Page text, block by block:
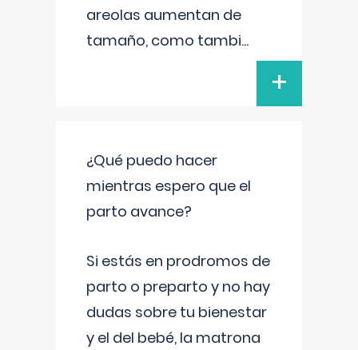
areolas aumentan de
tamaño, como tambi...
+
¿Qué puedo hacer
mientras espero que el
parto avance?
Si estás en prodromos de
parto o preparto y no hay
dudas sobre tu bienestar
y el del bebé, la matrona